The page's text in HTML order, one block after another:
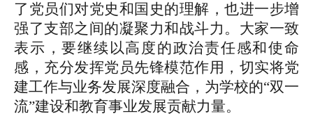
了党员们对党史和国史的理解，也进一步增
强了支部之间的凝聚力和战斗力。大家一致
表示，要继续以高度的政治责任感和使命
感，充分发挥党员先锋模范作用，切实将党
建工作与业务发展深度融合，为学校的“双一
流”建设和教育事业发展贡献力量。